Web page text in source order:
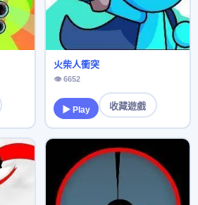
火柴人衝突
👁 6652
▶ Play 收藏遊戲